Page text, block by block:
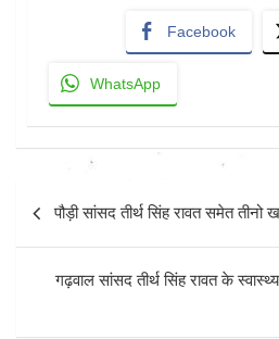
Facebook
WhatsApp
Post
navigation
पौड़ी सांसद तीर्थ सिंह रावत समेत
गढ़वाल सांसद तीर्थ सिंह रावत के